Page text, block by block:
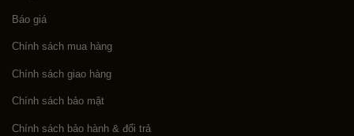
Báo giá
Chính sách mua hàng
Chính sách giao hàng
Chính sách bảo mật
Chính sách bảo hành & đổi trả